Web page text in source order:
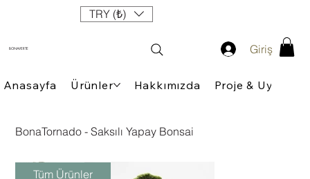
TRY (₺)
BONAVERTE Giriş
Anasayfa Ürünler Hakkımızda Proje &
BonaTornado - Saksılı Yapay Bonsai
Tüm Ürünler